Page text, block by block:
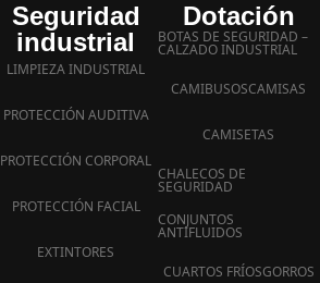
Seguridad
industrial
LIMPIEZA INDUSTRIAL
PROTECCIÓN AUDITIVA
PROTECCIÓN CORPORAL
PROTECCIÓN FACIAL
EXTINTORES
Dotación
BOTAS DE SEGURIDAD –
CALZADO INDUSTRIAL
CAMIBUSOSCAMISAS
CAMISETAS
CHALECOS DE
SEGURIDAD
CONJUNTOS
ANTIFLUIDOS
CUARTOS FRÍOSGORROS